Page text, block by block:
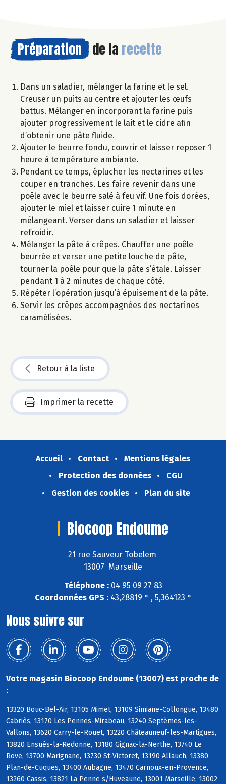
Préparation de la recette
Dans un saladier, mélanger la farine et le sel.
Creuser un puits au centre et ajouter les œufs
battus. Mélanger en incorporant la farine puis
ajouter progressivement le lait et le cidre afin
d’obtenir une pâte fluide.
Ajouter le beurre fondu, couvrir et laisser reposer 1
heure à température ambiante.
Pendant ce temps, éplucher les nectarines et les
couper en tranches. Les faire revenir dans une
poêle avec le beurre salé à feu vif. Une fois dorées,
ajouter le miel et laisser cuire 1 minute en
mélangeant. Verser dans un saladier et laisser
refroidir.
Mélanger la pâte à crêpes. Chauffer une poêle
beurrée et verser une petite louche de pâte,
tourner la poêle pour que la pâte s’étale. Laisser
pendant 1 à 2 minutes de chaque côté.
Répéter l’opération jusqu’à épuisement de la pâte.
Servir les crêpes accompagnées des nectarines
caramélisées.
Retour à la liste
Imprimer la recette
Accueil Contact
Mentions légales
Protection des données
CGU
Gestion des cookies
Plan du site
Biocoop Endoume
21 rue Sauveur Tobelem
13007 Marseille
Téléphone :04 95 09 27 83
Coordonnées GPS :43,28819 ° , 5,364123 °
Nous suivre sur
Votre magasin Biocoop Endoume (13007) est proche de
:
13320 Bouc-Bel-Air, 13105 Mimet, 13109 Simiane-Collongue, 13480
Cabriès, 13170 Les Pennes-Mirabeau, 13240 Septèmes-les-
Vallons, 13620 Carry-le-Rouet, 13220 Châteauneuf-les-Martigues,
13820 Ensuès-la-Redonne, 13180 Gignac-la-Nerthe, 13740 Le
Rove, 13700 Marignane, 13730 St-Victoret, 13190 Allauch, 13380
Plan-de-Cuques, 13400 Aubagne, 13470 Carnoux-en-Provence,
13260 Cassis, 13821 La Penne s/Huveaune, 13001 Marseille, 13002